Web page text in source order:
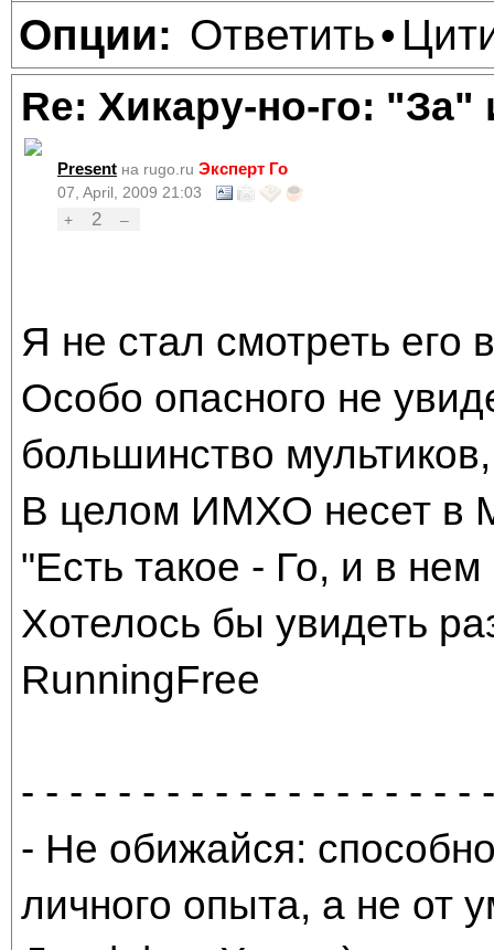
Опции: Ответить•
Re: Хикару-но-го:
Present на rugo.ru Эксперт Го
07, April, 2009 21:03
+
2 –
Я не стал смотреть его
Особо опасного не
большинство
В целом ИМХО несет в
"Есть такое - Го, и в нем
Хотелось бы увидеть
RunningFree
- - - - - - - - - - - - - - - - - - -
- Не обижайся:
личного опыта, а не от